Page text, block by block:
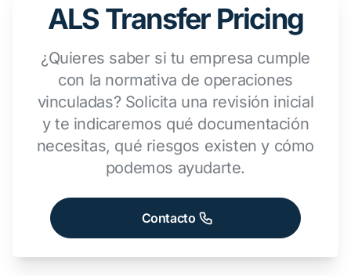
ALS Transfer Pricing
¿Quieres saber si tu empresa cumple
con la normativa de operaciones
vinculadas? Solicita una revisión inicial
y te indicaremos qué documentación
necesitas, qué riesgos existen y cómo
podemos ayudarte.
Contacto